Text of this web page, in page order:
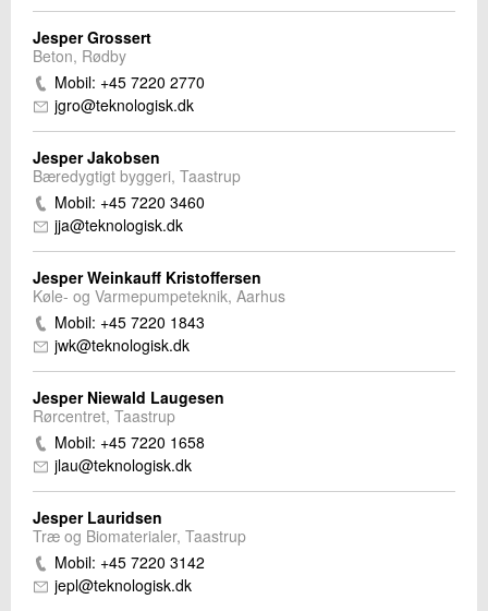
Jesper Grossert
Beton, Rødby
Mobil: +45 7220 2770
jgro@teknologisk.dk
Jesper Jakobsen
Bæredygtigt byggeri, Taastrup
Mobil: +45 7220 3460
jja@teknologisk.dk
Jesper Weinkauff Kristoffersen
Køle- og Varmepumpeteknik, Aarhus
Mobil: +45 7220 1843
jwk@teknologisk.dk
Jesper Niewald Laugesen
Rørcentret, Taastrup
Mobil: +45 7220 1658
jlau@teknologisk.dk
Jesper Lauridsen
Træ og Biomaterialer, Taastrup
Mobil: +45 7220 3142
jepl@teknologisk.dk